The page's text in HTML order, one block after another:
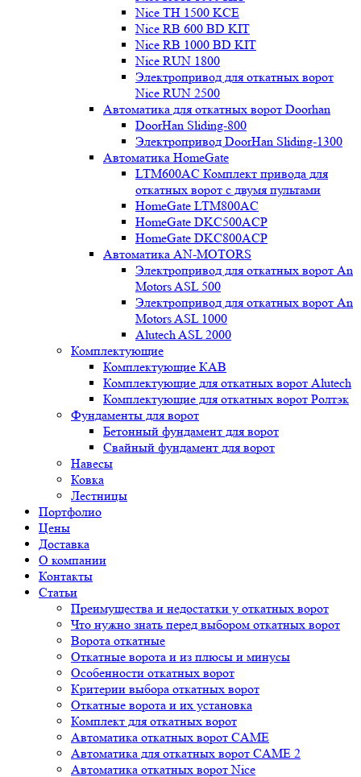
Nice TH 1500 KCE
Nice RB 600 BD KIT
Nice RB 1000 BD KIT
Nice RUN 1800
Электропривод для откатных ворот
Nice RUN 2500
Автоматика для откатных ворот Doorhan
DoorHan Sliding-800
Электропривод DoorHan Sliding-1300
Автоматика HomeGate
LTM600AC Комплект привода для
откатных ворот с двумя пультами
HomeGate LTM800AC
HomeGate DKC500ACP
HomeGate DKC800ACP
Автоматика AN-MOTORS
Электропривод для откатных ворот An
Motors ASL 500
Электропривод для откатных ворот An
Motors ASL 1000
Alutech ASL 2000
Комплектующие
Комплектующие КАВ
Комплектующие для откатных ворот Alutech
Комплектующие для откатных ворот Ролтэк
Фундаменты для ворот
Бетонный фундамент для ворот
Свайный фундамент для ворот
Навесы
Ковка
Лестницы
Портфолио
Цены
Доставка
О компании
Контакты
Статьи
Преимущества и недостатки у откатных ворот
Что нужно знать перед выбором откатных ворот
Ворота откатные
Откатные ворота и из плюсы и минусы
Особенности откатных ворот
Критерии выбора откатных ворот
Откатные ворота и их установка
Комплект для откатных ворот
Автоматика откатных ворот CAME
Автоматика для откатных ворот CAME 2
Автоматика откатных ворот Nice